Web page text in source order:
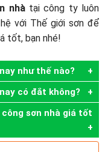
nhàtại công ty luôn
với Thế giới sơn để
tốt, bạn nhé!
như thế nào?
có đắt không?
sơn nhà giá tốt